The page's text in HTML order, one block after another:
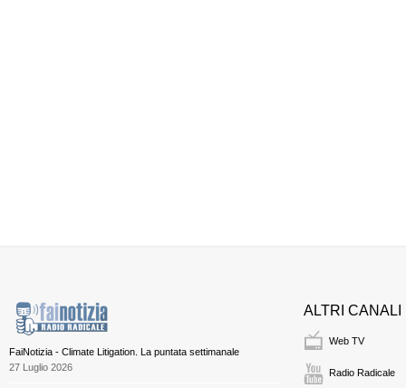
FaiNotizia - Climate Litigation. La puntata settimanale
27 Luglio 2026
ALTRI CANALI
Web TV
Radio Radicale